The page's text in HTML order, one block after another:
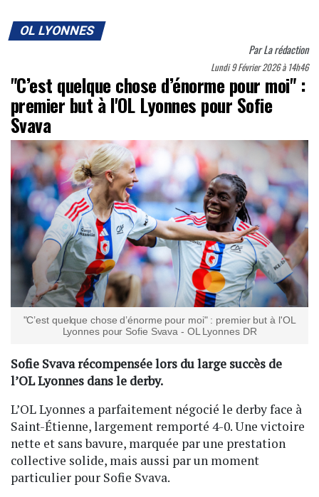
OL LYONNES
ParLa rédaction
Lundi 9 Février 2026 à 14h46
"C’est quelque chose d’énorme pour moi" :
premier but à l'OL Lyonnes pour Sofie
Svava
"C’est quelque chose d’énorme pour moi" : premier but à l'OL
Lyonnes pour Sofie Svava - OL Lyonnes DR
Sofie Svava récompensée lors du large succès de
l’OL Lyonnes dans le derby.
L’OL Lyonnes a parfaitement négocié le derby face à
Saint-Étienne, largement remporté 4-0. Une victoire
nette et sans bavure, marquée par une prestation
collective solide, mais aussi par un moment
particulier pour Sofie Svava.